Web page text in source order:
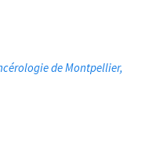
de Montpellier